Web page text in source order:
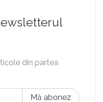
din partea
Mă abonez